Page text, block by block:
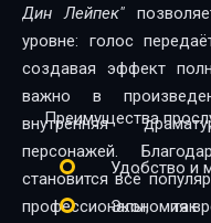
Дин Лейпек"
уровне: голос
создавая эффект
важно в
внутренняя
персонажей.
становится всё
профессионалы,
Преимущества
Удобство и
Экономия